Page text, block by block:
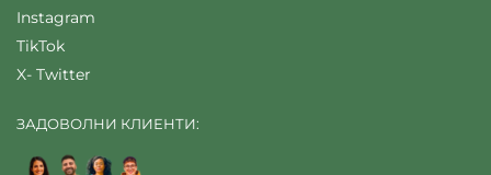
Instagram
TikTok
X- Twitter
ЗАДОВОЛНИ КЛИЕНТИ: